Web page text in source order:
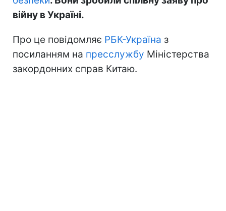
війну в Україні.
Про це повідомляє РБК-Україна з
посиланням на пресслужбу Міністерства
закордонних справ Китаю.